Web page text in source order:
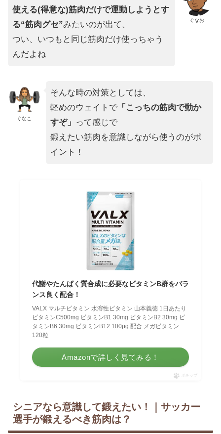
ぐなお
使える(得意な)筋肉だけで運動しようとす
る“筋肉グセ”みたいのが出て、
つい、いつもと同じ筋肉だけ使っちゃう
んだよね
ぐなこ
そんな時の対策としては、
軽めのウェイトで「こっちの筋肉で動か
すぞ」 って感じで
鍛えたい筋肉を意識しながら使うのがポ
イント！
代謝やたんぱく質合成に必要なビタミンB群をバラ
ンス良く配合！
VALX マルチビタミン 水溶性ビタミン 山本義徳 1日あたり
ビタミンC500mg ビタミンB1 30mg ビタミンB2 30mg ビ
タミンB6 30mg ビタミンB12 100μg 配合 メガビタミン
120粒
Amazonで詳しく見てみる！
ポチップ
シニアなら意識して鍛えたい！｜サッカー
選手が鍛えるべき筋肉は？